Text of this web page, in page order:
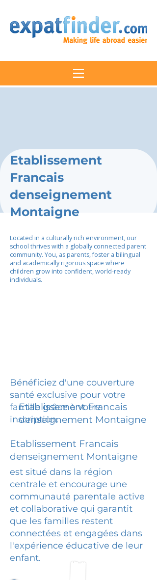
Etablissement
Francais
denseignement
Montaigne
Located in a culturally rich environment, our
school thrives with a globally connected parent
community. You, as parents, foster a bilingual
and academically rigorous space where
children grow into confident, world-ready
individuals.
Bénéficiez d'une couverture
santé exclusive pour votre
famille grâce à votre
inscription.
Etablissement Francais
denseignement Montaigne
Etablissement Francais
denseignement Montaigne
est situé dans la région
centrale et encourage une
communauté parentale active
et collaborative qui garantit
que les familles restent
connectées et engagées dans
l'expérience éducative de leur
enfant.